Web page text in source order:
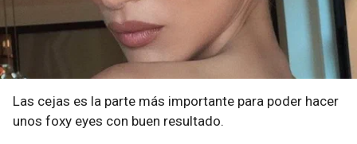
Las cejas es la parte más importante para poder hacer
unos foxy eyes con buen resultado.